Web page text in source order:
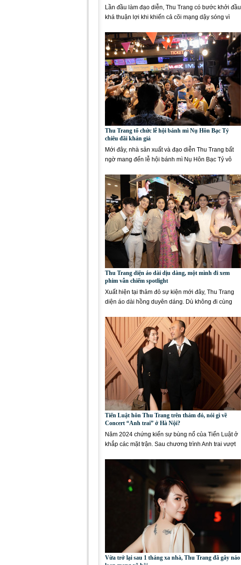
Lần đầu làm đạo diễn, Thu Trang có bước khởi đầu
khá thuận lợi khi khiến cả cõi mạng dậy sóng vì
Thu Trang tổ chức lễ hội bánh mì Nụ Hôn Bạc Tỷ
chiêu đãi khán giả
Mới đây, nhà sản xuất và đạo diễn Thu Trang bất
ngờ mang đến lễ hội bánh mì Nụ Hôn Bạc Tỷ vô
Thu Trang diện áo dài dịu dàng, một mình đi xem
phim vẫn chiếm spotlight
Xuất hiện tại thảm đỏ sự kiện mới đây, Thu Trang
diện áo dài hồng duyên dáng. Dù không đi cùng
Tiến Luật hôn Thu Trang trên thảm đỏ, nói gì về
Concert “Anh trai” ở Hà Nội?
Năm 2024 chứng kiến sự bùng nổ của Tiến Luật ở
khắp các mặt trận. Sau chương trình Anh trai vượt
Vừa trở lại sau 1 tháng xa nhà, Thu Trang đã gây náo